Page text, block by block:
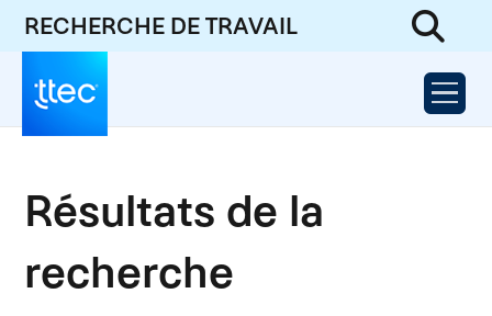
RECHERCHE DE TRAVAIL
Résultats de la
recherche